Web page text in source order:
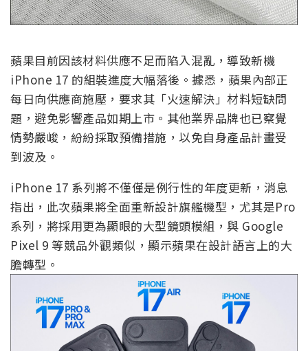
蘋果目前因該材料供應不足而陷入混亂，導致新機
iPhone 17 的組裝進度大幅落後。據悉，蘋果內部正
每日向供應商施壓，要求其「火速解決」材料短缺問
題，避免影響產品如期上市。其他業界品牌也已察覺
情勢嚴峻，紛紛採取預備措施，以免自身產品計畫受
到波及。
iPhone 17 系列將不僅僅是例行性的年度更新，消息
指出，此次蘋果將全面重新設計旗艦機型，尤其是Pro
系列，將採用更為顯眼的大型鏡頭模組，與 Google
Pixel 9 等競品外觀類似，顯示蘋果在設計語言上的大
膽轉型。